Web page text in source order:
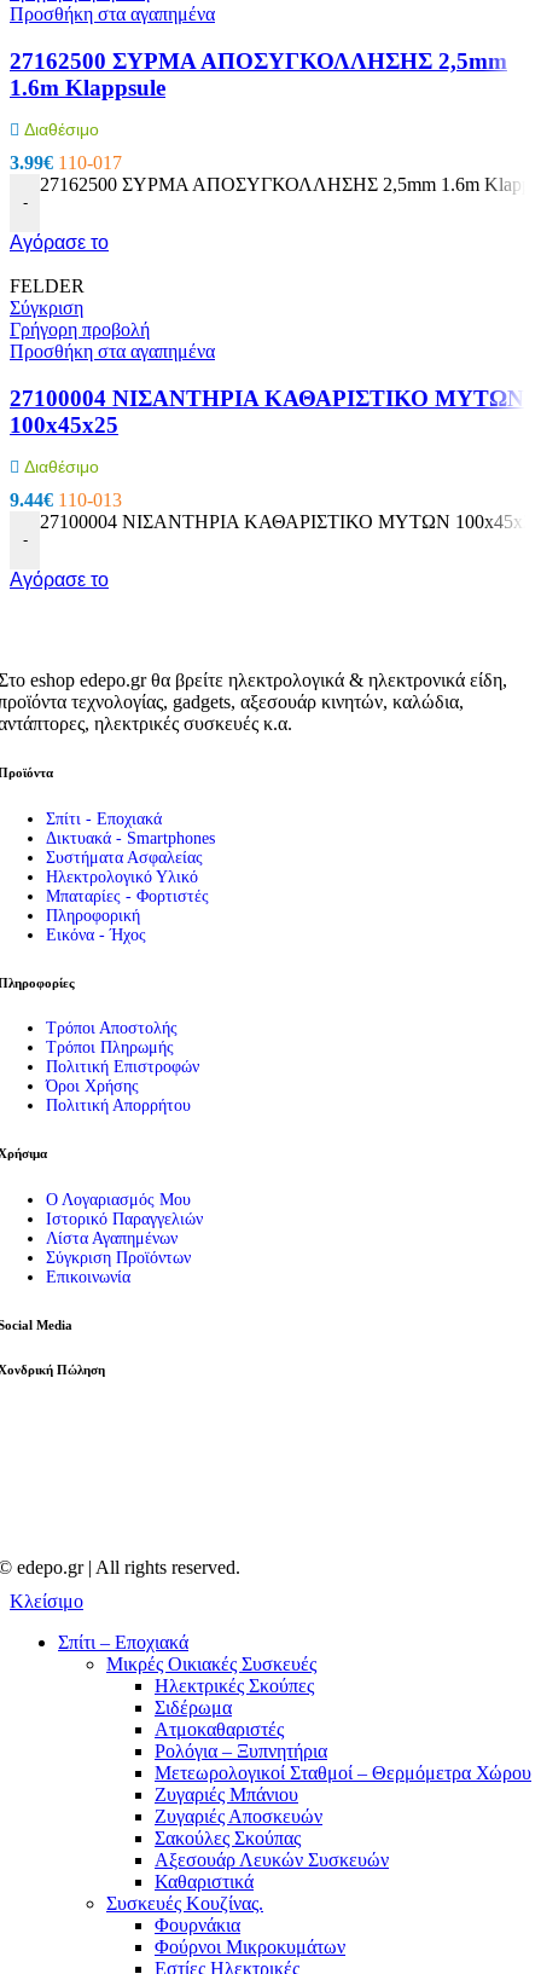
Προσθήκη στα αγαπημένα
27162500 ΣΥΡΜΑ ΑΠΟΣΥΓΚΟΛΛΗΣΗΣ 2,5mm
1.6m Klappsule
Διαθέσιμο
3.99€ 110-017
-
27162500 ΣΥΡΜΑ ΑΠΟΣΥΓΚΟΛΛΗΣΗΣ 2,5mm 1.6m
Αγόρασε το
FELDER
Σύγκριση
Γρήγορη προβολή
Προσθήκη στα αγαπημένα
27100004 ΝΙΣΑΝΤΗΡΙΑ ΚΑΘΑΡΙΣΤΙΚΟ ΜΥΤΩΝ
100x45x25
Διαθέσιμο
9.44€ 110-013
-
27100004 ΝΙΣΑΝΤΗΡΙΑ ΚΑΘΑΡΙΣΤΙΚΟ ΜΥΤΩΝ 100x45x25
Αγόρασε το
eshop edepo.gr θα βρείτε ηλεκτρολογικά & ηλεκτρονικά είδη,
τεχνολογίας, gadgets, αξεσουάρ κινητών, καλώδια,
ηλεκτρικές συσκευές κ.α.
Σπίτι - Εποχιακά
Δικτυακά - Smartphones
Συστήματα Ασφαλείας
Ηλεκτρολογικό Υλικό
Μπαταρίες - Φορτιστές
Πληροφορική
Εικόνα - Ήχος
Τρόποι Αποστολής
Τρόποι Πληρωμής
Πολιτική Επιστροφών
Όροι Χρήσης
Πολιτική Απορρήτου
Ο Λογαριασμός Μου
Ιστορικό Παραγγελιών
Λίστα Αγαπημένων
Σύγκριση Προϊόντων
Επικοινωνία
Media
Πώληση
edepo.gr | All rights reserved.
Κλείσιμο
Σπίτι – Εποχιακά
Μικρές Οικιακές Συσκευές
Ηλεκτρικές Σκούπες
Σιδέρωμα
Ατμοκαθαριστές
Ρολόγια – Ξυπνητήρια
Μετεωρολογικοί Σταθμοί – Θερμόμετρα Χώρου
Ζυγαριές Μπάνιου
Ζυγαριές Αποσκευών
Σακούλες Σκούπας
Αξεσουάρ Λευκών Συσκευών
Καθαριστικά
Συσκευές Κουζίνας.
Φουρνάκια
Φούρνοι Μικροκυμάτων
Εστίες Ηλεκτρικές